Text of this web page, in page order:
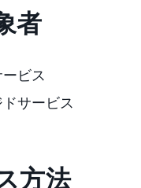
者
ビス
サービス
方法